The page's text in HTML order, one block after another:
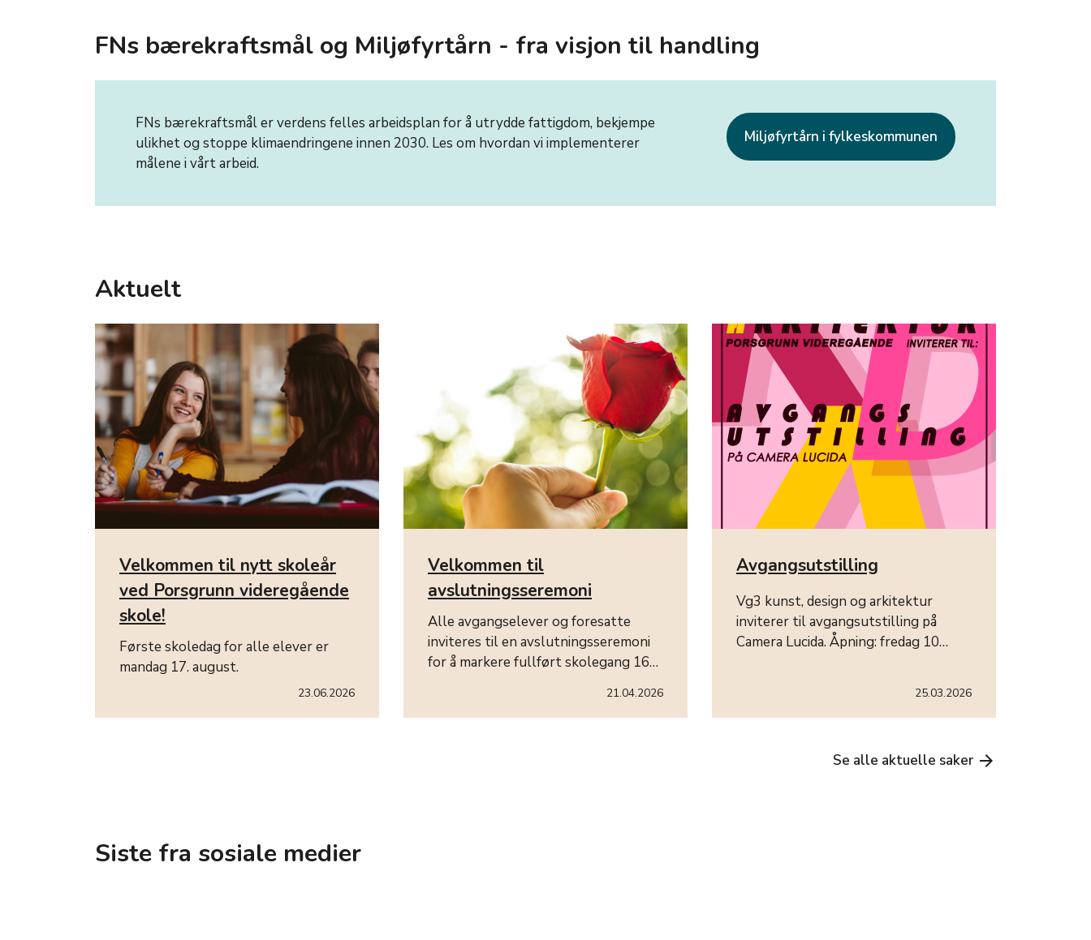
FNs bærekraftsmål og Miljøfyrtårn - fra visjon til handling
FNs bærekraftsmål er verdens felles arbeidsplan for å utrydde fattigdom, bekjempe
ulikhet og stoppe klimaendringene innen 2030. Les om hvordan vi implementerer
målene i vårt arbeid.
Miljøfyrtårn i fylkeskommunen
Aktuelt
Velkommen til nytt skoleår
ved Porsgrunn videregående
skole!
Første skoledag for alle elever er
mandag 17. august.
23.06.2026
Velkommen til
avslutningsseremoni
Alle avgangselever og foresatte
inviteres til en avslutningsseremoni
for å markere fullført skolegang 16…
21.04.2026
Avgangsutstilling
Vg3 kunst, design og arkitektur
inviterer til avgangsutstilling på
Camera Lucida. Åpning: fredag 10…
25.03.2026
Se alle aktuelle saker arrow_forward
Siste fra sosiale medier